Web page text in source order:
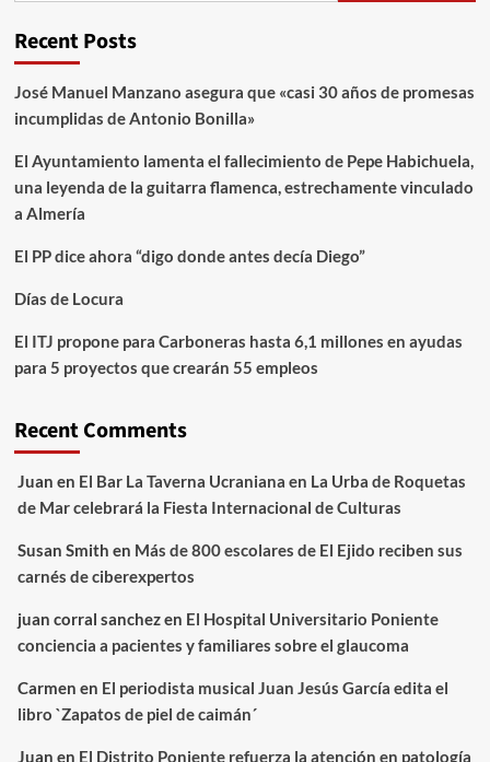
Recent Posts
José Manuel Manzano asegura que «casi 30 años de promesas
incumplidas de Antonio Bonilla»
El Ayuntamiento lamenta el fallecimiento de Pepe Habichuela,
una leyenda de la guitarra flamenca, estrechamente vinculado
a Almería
El PP dice ahora “digo donde antes decía Diego”
Días de Locura
El ITJ propone para Carboneras hasta 6,1 millones en ayudas
para 5 proyectos que crearán 55 empleos
Recent Comments
Juan en El Bar La Taverna Ucraniana en La Urba de Roquetas
de Mar celebrará la Fiesta Internacional de Culturas
Susan Smith en Más de 800 escolares de El Ejido reciben sus
carnés de ciberexpertos
juan corral sanchezen El Hospital Universitario Poniente
conciencia a pacientes y familiares sobre el glaucoma
Carmen en El periodista musical Juan Jesús García edita el
libro `Zapatos de piel de caimán´
Juan en El Distrito Poniente refuerza la atención en patología